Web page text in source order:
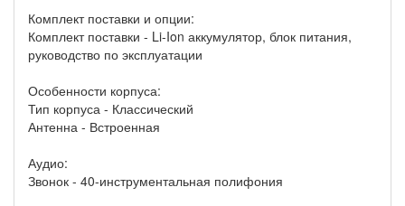
Комплект поставки и опции:
Комплект поставки - Li-Ion аккумулятор, блок питания,
руководство по эксплуатации
Особенности корпуса:
Тип корпуса - Классический
Антенна - Встроенная
Аудио:
Звонок - 40-инструментальная полифония